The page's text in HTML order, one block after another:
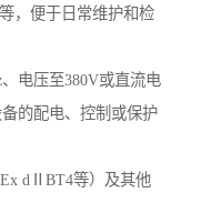
，便于日常维护和检
电压至380V或直流电
的配电、控制或保护
dⅡBT4等）及其他